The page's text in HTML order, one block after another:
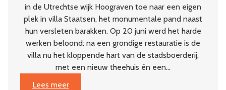
in de Utrechtse wijk Hoograven toe naar een eigen
plek in villa Staatsen, het monumentale pand naast
hun versleten barakken. Op 20 juni werd het harde
werken beloond: na een grondige restauratie is de
villa nu het kloppende hart van de stadsboerderij,
met een nieuw theehuis én een…
Lees meer
: